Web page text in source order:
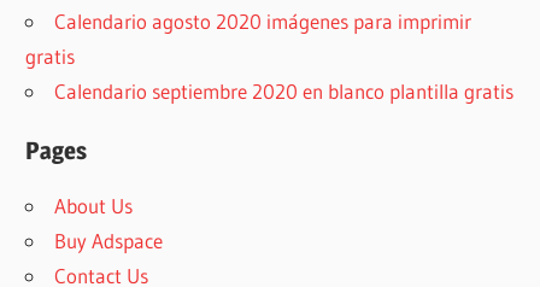
Calendario agosto 2020 imágenes para imprimir
gratis
Calendario septiembre 2020 en blanco plantilla gratis
Pages
About Us
Buy Adspace
Contact Us